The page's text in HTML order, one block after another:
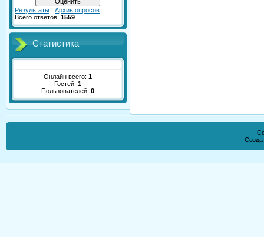
Результаты | Архив опросов
Всего ответов: 1559
Статистика
Онлайн всего: 1
Гостей: 1
Пользователей: 0